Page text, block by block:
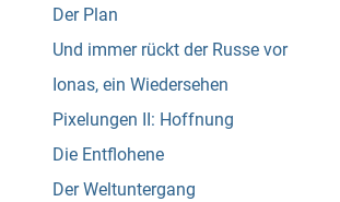
Der Plan
Und immer rückt der Russe vor
Ionas, ein Wiedersehen
Pixelungen II: Hoffnung
Die Entflohene
Der Weltuntergang